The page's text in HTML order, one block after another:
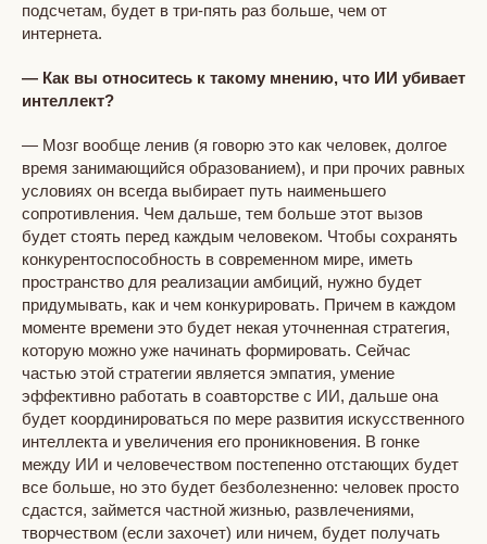
подсчетам, будет в три-пять раз больше, чем от
интернета.
— Как вы относитесь к такому мнению, что ИИ убивает
интеллект?
— Мозг вообще ленив (я говорю это как человек, долгое
время занимающийся образованием), и при прочих равных
условиях он всегда выбирает путь наименьшего
сопротивления. Чем дальше, тем больше этот вызов
будет стоять перед каждым человеком. Чтобы сохранять
конкурентоспособность в современном мире, иметь
пространство для реализации амбиций, нужно будет
придумывать, как и чем конкурировать. Причем в каждом
моменте времени это будет некая уточненная стратегия,
которую можно уже начинать формировать. Сейчас
частью этой стратегии является эмпатия, умение
эффективно работать в соавторстве с ИИ, дальше она
будет координироваться по мере развития искусственного
интеллекта и увеличения его проникновения. В гонке
между ИИ и человечеством постепенно отстающих будет
все больше, но это будет безболезненно: человек просто
сдастся, займется частной жизнью, развлечениями,
творчеством (если захочет) или ничем, будет получать